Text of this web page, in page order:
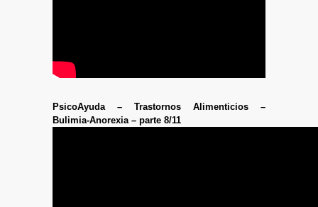
PsicoAyuda – Trastornos Alimenticios –
Bulimia-Anorexia – parte 8/11